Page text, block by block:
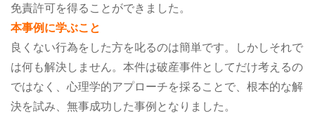
免責許可を得ることができました。
本事例に学ぶこと
良くない行為をした方を叱るのは簡単です。しかしそれで
は何も解決しません。本件は破産事件としてだけ考えるの
ではなく、心理学的アプローチを採ることで、根本的な解
決を試み、無事成功した事例となりました。